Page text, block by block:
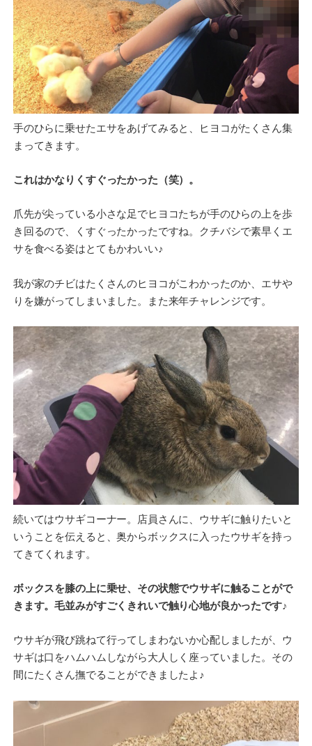
手のひらに乗せたエサをあげてみると、ヒヨコがたくさん集
まってきます。
これはかなりくすぐったかった（笑）。
爪先が尖っている小さな足でヒヨコたちが手のひらの上を歩
き回るので、くすぐったかったですね。クチバシで素早くエ
サを食べる姿はとてもかわいい♪
我が家のチビはたくさんのヒヨコがこわかったのか、エサや
りを嫌がってしまいました。また来年チャレンジです。
続いてはウサギコーナー。店員さんに、ウサギに触りたいと
いうことを伝えると、奥からボックスに入ったウサギを持っ
てきてくれます。
ボックスを膝の上に乗せ、その状態でウサギに触ることがで
きます。毛並みがすごくきれいで触り心地が良かったです♪
ウサギが飛び跳ねて行ってしまわないか心配しましたが、ウ
サギは口をハムハムしながら大人しく座っていました。その
間にたくさん撫でることができましたよ♪